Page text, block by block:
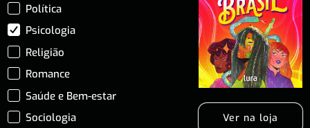
Política
Psicologia
Religião
Romance
Saúde e Bem-estar
Sociologia
Ver na loja